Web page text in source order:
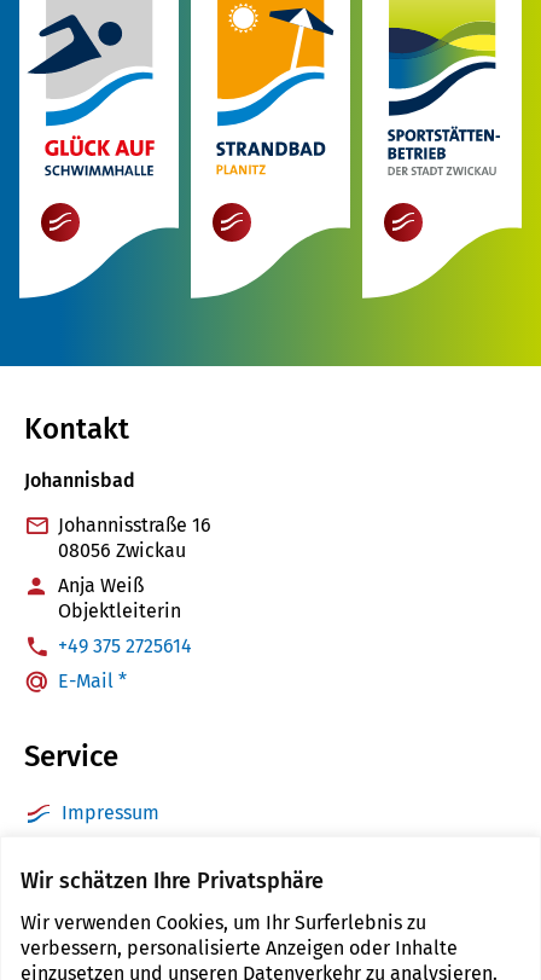
Wir schätzen Ihre Privatsphäre
Wir verwenden Cookies, um Ihr Surferlebnis zu
verbessern, personalisierte Anzeigen oder Inhalte
einzusetzen und unseren Datenverkehr zu analysieren.
mehr mehr mehr
Kontakt
Johannisbad
Johannisstraße 16
08056 Zwickau
Anja Weiß
Objektleiterin
:+49 375 2725614
E-Mail *
Service
Impressum
Barrierefreiheit
Sitemap
Kontakt